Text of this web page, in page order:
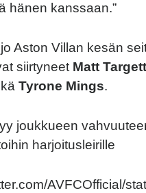
hänen kanssaan.”
Aston Villan kesän
siirtyneet Matt Targett
Tyrone Mings.
joukkueen
harjoitusleirille
AVFCOfficial/